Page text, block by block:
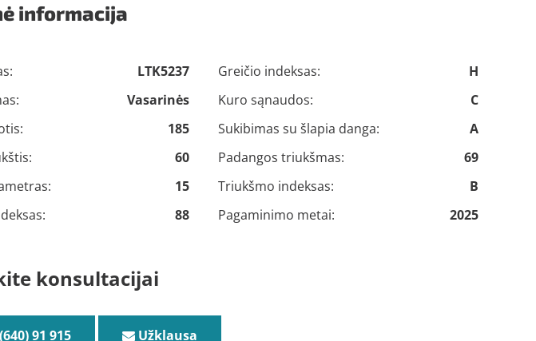
informacija
LTK5237
Vasarinės
185
60
15
88
Greičio indeksas:
H
Kuro sąnaudos:
C
Sukibimas su šlapia danga:
A
Padangos triukšmas:
69
Triukšmo indeksas:
B
Pagaminimo metai:
2025
konsultacijai
91 915 Užklausa